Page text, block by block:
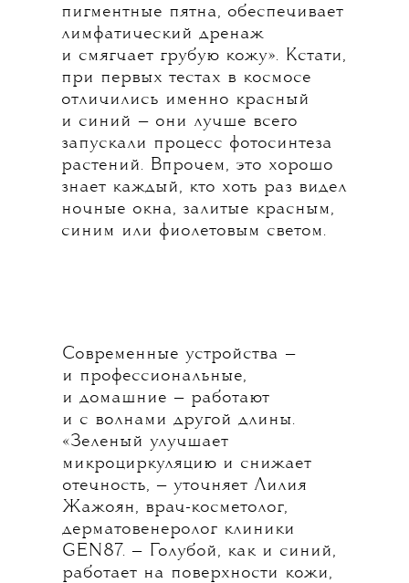
пигментные пятна, обеспечивает
лимфатический дренаж
и смягчает грубую кожу». Кстати,
при первых тестах в космосе
отличились именно красный
и синий — они лучше всего
запускали процесс фотосинтеза
растений. Впрочем, это хорошо
знает каждый, кто хоть раз видел
ночные окна, залитые красным,
синим или фиолетовым светом.
Современные устройства —
и профессиональные,
и домашние — работают
и с волнами другой длины.
«Зеленый улучшает
микроциркуляцию и снижает
отечность, — уточняет Лилия
Жажоян, врач-косметолог,
дерматовенеролог клиники
GEN87. — Голубой, как и синий,
работает на поверхности кожи,